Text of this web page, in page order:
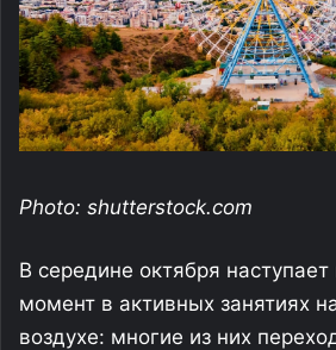
Photo: shutterstock.com
В середине октября
момент в активных занятиях
воздухе: многие из них